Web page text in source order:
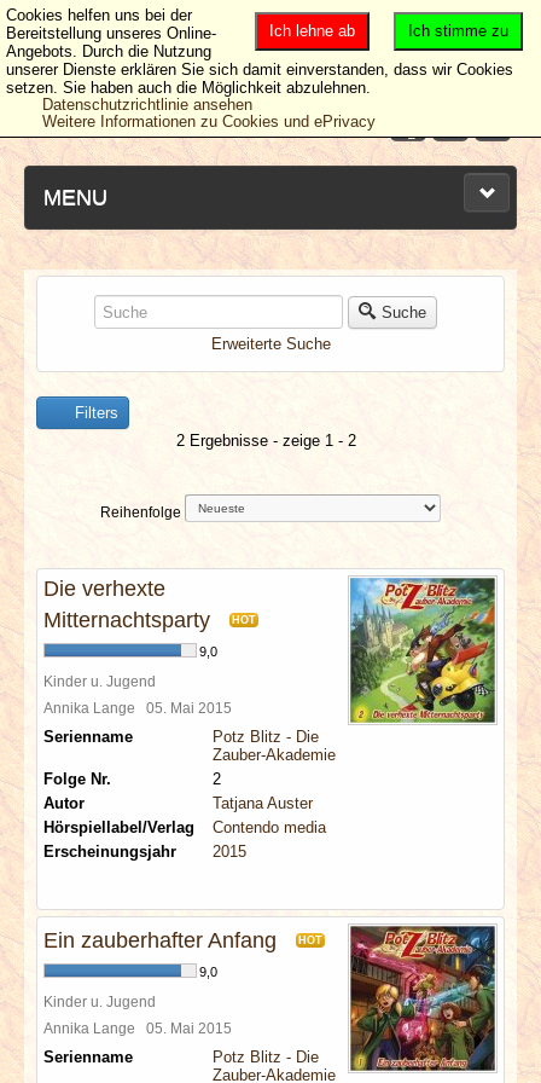
MENU
NEUESTE ARTIKEL
NEWS & DATES
BERICHTE
VERLOSUNGEN
SPECIALS
REDAKTION
LINKS
ARCHIV
Suche
Erweiterte Suche
Filters
2 Ergebnisse - zeige 1 - 2
Reihenfolge
Die verhexte
Mitternachtsparty
HOT
9,0
Kinder u. Jugend
Annika Lange 05. Mai 2015
Serienname
Potz Blitz - Die
Zauber-Akademie
Folge Nr.
2
Autor
Tatjana Auster
Hörspiellabel/Verlag
Contendo media
Erscheinungsjahr
2015
Ein zauberhafter Anfang HOT
9,0
Kinder u. Jugend
Annika Lange 05. Mai 2015
Serienname
Potz Blitz - Die
Zauber-Akademie
Ich stimme zu
Ich lehne ab
Cookies helfen uns bei der
Bereitstellung unseres Online-
Angebots. Durch die Nutzung
unserer Dienste erklären Sie sich damit einverstanden, dass wir Cookies
setzen. Sie haben auch die Möglichkeit abzulehnen.
Datenschutzrichtlinie ansehen
Weitere Informationen zu Cookies und ePrivacy